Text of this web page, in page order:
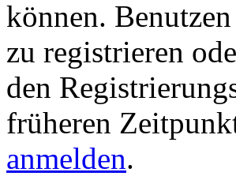
können.
zu registrieren
den
früheren
anmelden.